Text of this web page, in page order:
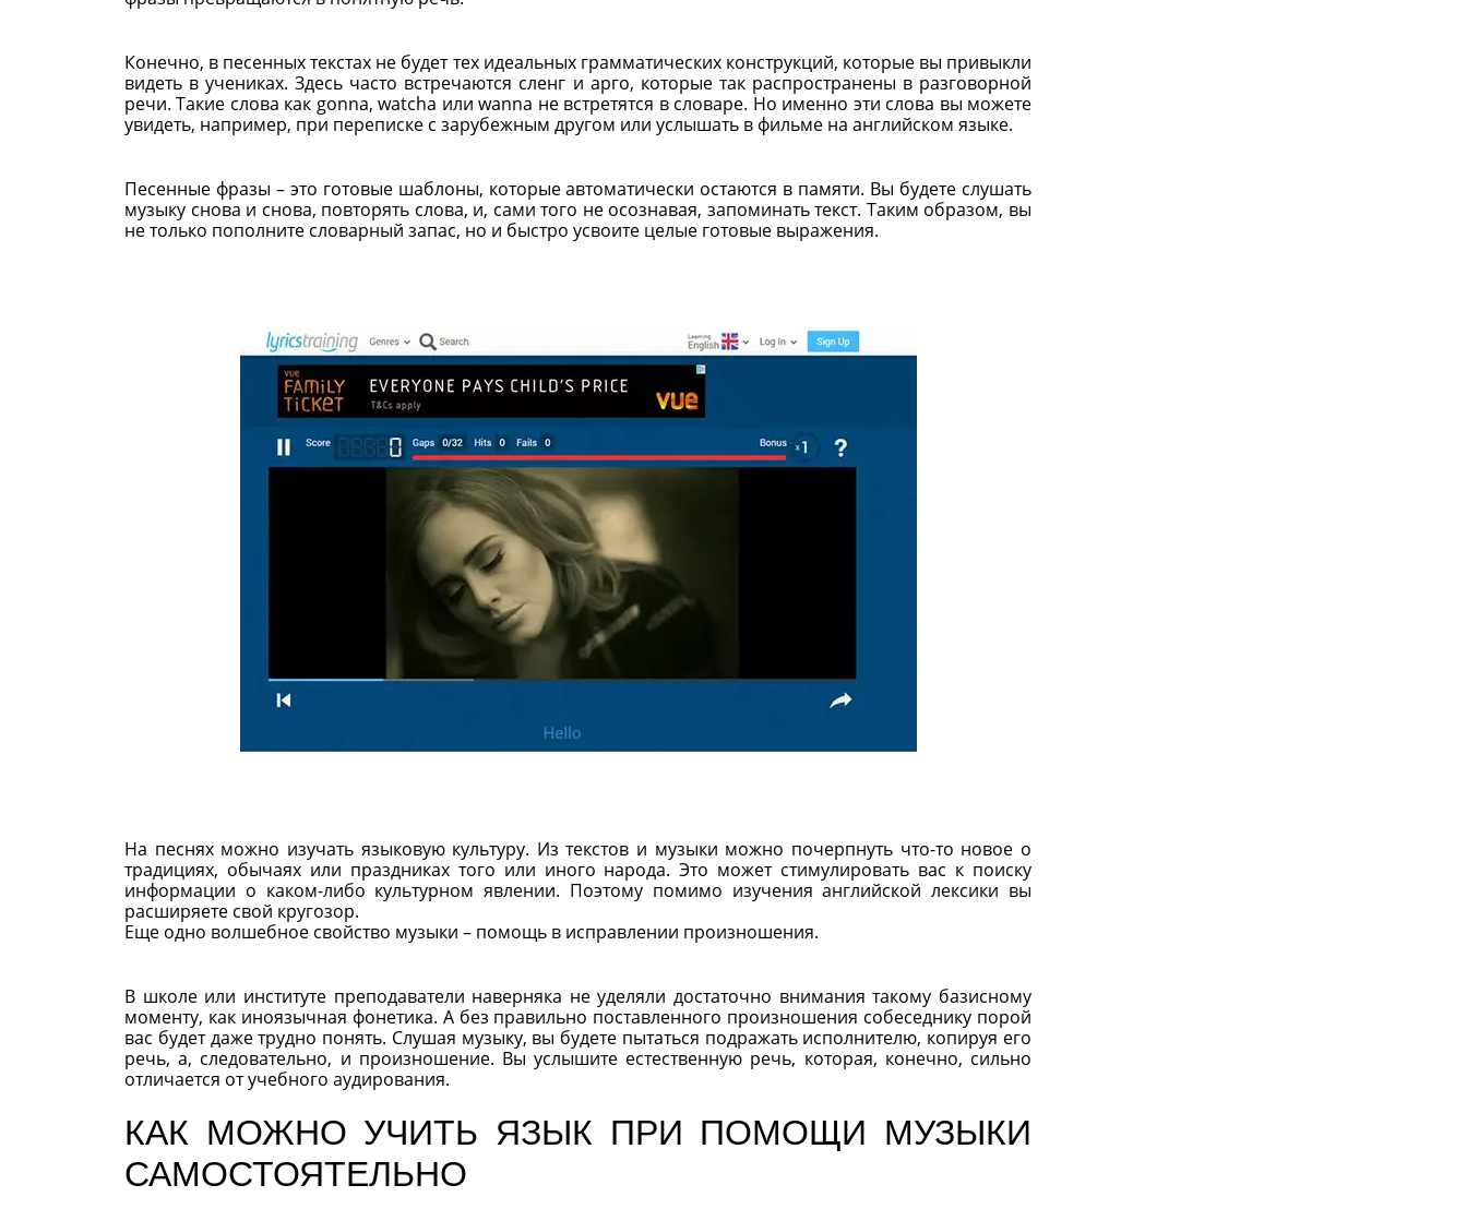
Конечно, в песенных текстах не будет тех идеальных грамматических конструкций, которые вы привыкли
видеть в учениках. Здесь часто встречаются сленг и арго, которые так распространены в разговорной
речи. Такие слова как gonna, watcha или wanna не встретятся в словаре. Но именно эти слова вы можете
увидеть, например, при переписке с зарубежным другом или услышать в фильме на английском языке.
Песенные фразы – это готовые шаблоны, которые автоматически остаются в памяти. Вы будете слушать
музыку снова и снова, повторять слова, и, сами того не осознавая, запоминать текст. Таким образом, вы
не только пополните словарный запас, но и быстро усвоите целые готовые выражения.
На песнях можно изучать языковую культуру. Из текстов и музыки можно почерпнуть что-то новое о
традициях, обычаях или праздниках того или иного народа. Это может стимулировать вас к поиску
информации о каком-либо культурном явлении. Поэтому помимо изучения английской лексики вы
расширяете свой кругозор.
Еще одно волшебное свойство музыки – помощь в исправлении произношения.
В школе или институте преподаватели наверняка не уделяли достаточно внимания такому базисному
моменту, как иноязычная фонетика. А без правильно поставленного произношения собеседнику порой
вас будет даже трудно понять. Слушая музыку, вы будете пытаться подражать исполнителю, копируя его
речь, а, следовательно, и произношение. Вы услышите естественную речь, которая, конечно, сильно
отличается от учебного аудирования.
КАК МОЖНО УЧИТЬ ЯЗЫК ПРИ ПОМОЩИ МУЗЫКИ
САМОСТОЯТЕЛЬНО